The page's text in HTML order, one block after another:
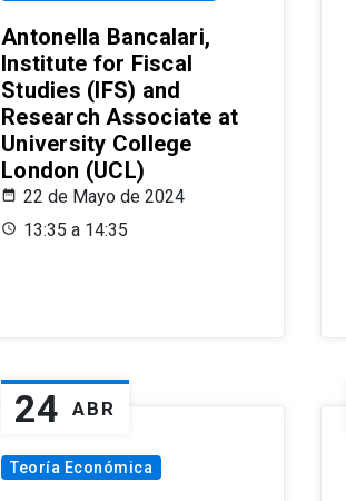
Antonella Bancalari,
Institute for Fiscal
Studies (IFS) and
Research Associate at
University College
London (UCL)
22 de Mayo de 2024
13:35 a 14:35
24 ABR
Teoría Económica